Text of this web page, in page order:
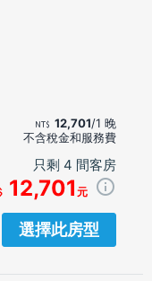
12,701/1 晚
不含稅金和服務費
只剩 4 間客房
12,701 元
選擇此房型